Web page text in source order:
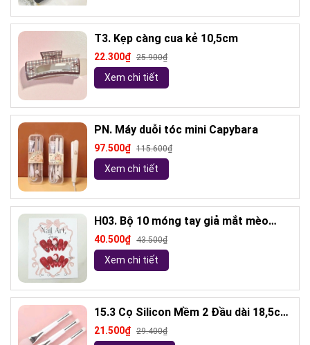
T3. Kẹp càng cua kẻ 10,5cm
22.300₫ 25.900₫
Xem chi tiết
PN. Máy duỗi tóc mini Capybara
97.500₫ 115.600₫
Xem chi tiết
H03. Bộ 10 móng tay giả mắt mèo
kèm keo và giũa móng (ngẫu nhiên)
40.500₫ 43.500₫
Xem chi tiết
15.3 Cọ Silicon Mềm 2 Đầu dài 18,5cm
( ngẫu nhiên)
21.500₫ 29.400₫